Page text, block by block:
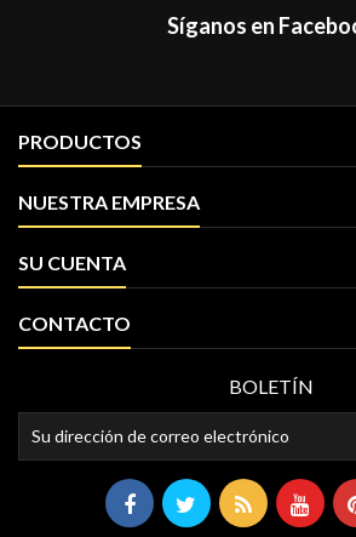
Síganos en
PRODUCTOS
NUESTRA EMPRESA
SU CUENTA
CONTACTO
BOLETÍN